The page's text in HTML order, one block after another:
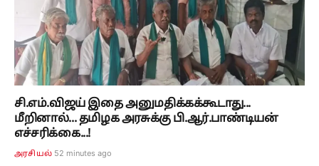
சி.எம்.விஜய் இதை அனுமதிக்கக்கூடாது...
மீறினால்... தமிழக அரசுக்கு பி.ஆர்.பாண்டியன்
எச்சரிக்கை...!
அரசியல் 52 minutes ago